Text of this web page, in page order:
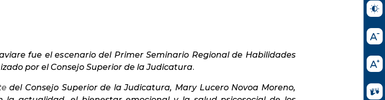
fue el escenario del Primer Seminario Regional de Habilidades
por el Consejo Superior de la Judicatura.
edel Consejo Superior de la Judicatura, Mary Lucero Novoa Moreno,